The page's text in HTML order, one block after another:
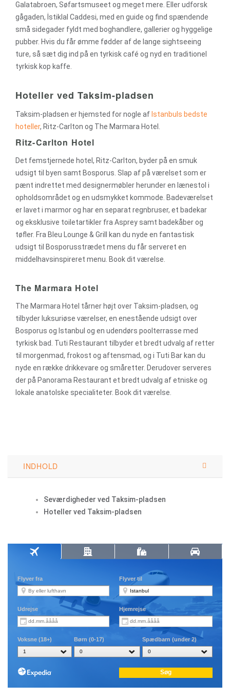
Galatabroen, Søfartsmuseet og meget mere. Eller udforsk
gågaden, İstiklal Caddesi, med en guide og find spændende
små sidegader fyldt med boghandlere, gallerier og hyggelige
pubber. Hvis du får ømme fødder af de lange sightseeing
ture, så sæt dig ind på en tyrkisk café og nyd en traditionel
tyrkisk kop kaffe
Hoteller ved Taksim-pladsen
Taksim-pladsen er hjemsted for nogle af Istanbuls bedste
hoteller, Ritz-Carlton og The Marmara Hotel.
Ritz-Carlton Hotel
Det femstjernede hotel, Ritz-Carlton, byder på en smuk
udsigt til byen samt Bosporus. Slap af på værelset som er
pænt indrettet med designermøbler herunder en lænestol i
opholdsområdet og en udsmykket kommode. Badeværelset
er lavet i marmor og har en separat regnbruser, et badekar
og eksklusive toiletartikler fra Asprey samt badekåber og
tøfler. Fra Bleu Lounge & Grill kan du nyde en fantastisk
udsigt til Bosporusstrædet mens du får serveret en
middelhavsinspireret menu. Book dit værelse.
The Marmara Hotel
The Marmara Hotel tårner højt over Taksim-pladsen, og
tilbyder luksuriøse værelser, en enestående udsigt over
Bosporus og Istanbul og en udendørs poolterrasse med
tyrkisk bad. Tuti Restaurant tilbyder et bredt udvalg af retter
til morgenmad, frokost og aftensmad, og i Tuti Bar kan du
nyde en række drikkevare og småretter. Derudover serveres
der på Panorama Restaurant et bredt udvalg af etniske og
lokale anatolske specialiteter. Book dit værelse.
INDHOLD
Seværdigheder ved Taksim-pladsen
Hoteller ved Taksim-pladsen